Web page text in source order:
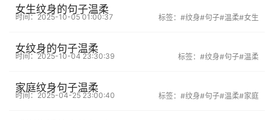
女生纹身的句子温柔
时间：2025-10-05 01:00:37 标签： #纹身#句子#温柔#女生
女纹身的句子温柔
时间：2025-10-04 23:30:39 标签： #纹身#句子#温柔
家庭纹身句子温柔
时间：2025-04-25 23:00:40 标签： #纹身#句子#温柔#家庭